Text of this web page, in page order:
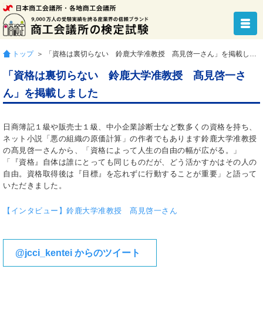
トップ ＞ 「資格は裏切らない 鈴鹿大学准教授 髙見啓一さん」を掲載しました
「資格は裏切らない 鈴鹿大学准教授 髙見啓一さ
ん」を掲載しました
日商簿記１級や販売士１級、中小企業診断士など数多くの資格を持ち、
ネット小説「悪の組織の原価計算」の作者でもあります鈴鹿大学准教授
の髙見啓一さんから、「資格によって人生の自由の幅が広がる。」
「『資格』自体は誰にとっても同じものだが、どう活かすかはその人の
自由。資格取得後は『目標』を忘れずに行動することが重要」と語って
いただきました。
【インタビュー】鈴鹿大学准教授 髙見啓一さん
@jcci_kentei からのツイート